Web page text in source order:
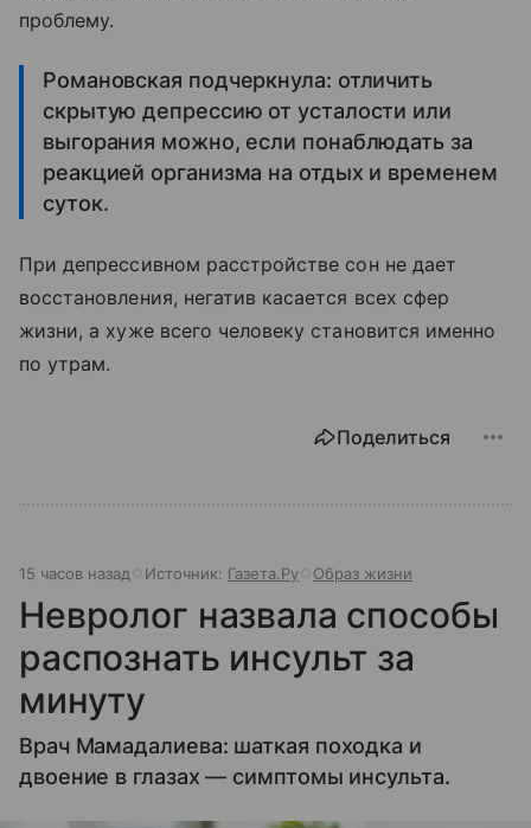
проблему.
Романовская подчеркнула: отличить
скрытую депрессию от усталости или
выгорания можно, если понаблюдать за
реакцией организма на отдых и временем
суток.
При депрессивном расстройстве сон не дает
восстановления, негатив касается всех сфер
жизни, а хуже всего человеку становится именно
по утрам.
Поделиться
15 часов назад Источник: Газета.Ру Образ жизни
Невролог назвала способы
распознать инсульт за
минуту
Врач Мамадалиева: шаткая походка и
двоение в глазах — симптомы инсульта.